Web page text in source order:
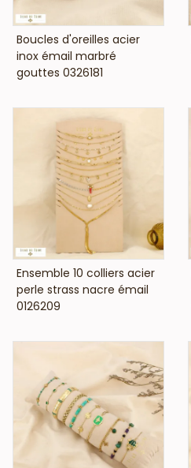
VOIR LE PRIX
Boucles d'oreilles acier
inox émail marbré
gouttes 0326181
VOIR LE PRIX
Ensemble 10 colliers acier
perle strass nacre émail
0126209